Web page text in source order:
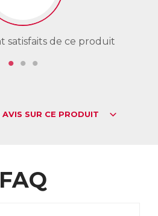
satisfaits de ce produit
SUR CE PRODUIT
FAQ